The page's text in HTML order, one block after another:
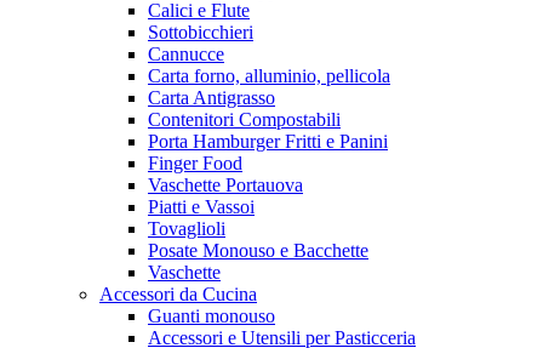
Calici e Flute
Sottobicchieri
Cannucce
Carta forno, alluminio, pellicola
Carta Antigrasso
Contenitori Compostabili
Porta Hamburger Fritti e Panini
Finger Food
Vaschette Portauova
Piatti e Vassoi
Tovaglioli
Posate Monouso e Bacchette
Vaschette
Accessori da Cucina
Guanti monouso
Accessori e Utensili per Pasticceria